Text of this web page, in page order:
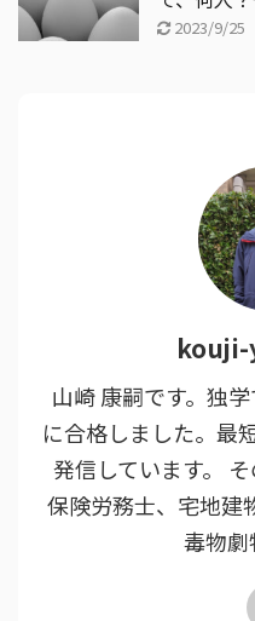
2023/9/25
kouji-
山崎 康嗣です。独
に合格しました。最
発信しています。
保険労務士、宅地建
毒物劇